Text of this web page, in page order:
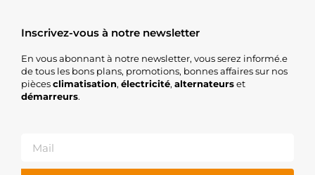
Inscrivez-vous à notre newsletter
En vous abonnant à notre newsletter, vous serez informé.e
de tous les bons plans, promotions, bonnes affaires sur nos
piècesclimatisation, électricité, alternateurset
démarreurs.